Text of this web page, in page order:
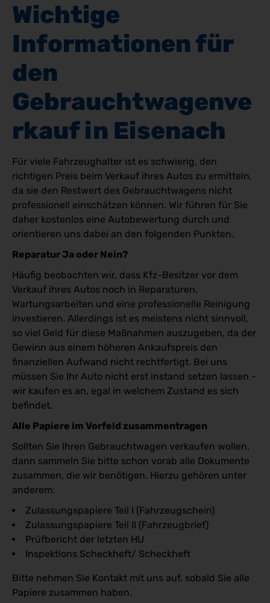
Wichtige
Informationen für
den
Gebrauchtwagenve
rkauf in Eisenach
Für viele Fahrzeughalter ist es schwierig, den
richtigen Preis beim Verkauf ihres Autos zu ermitteln,
da sie den Restwert des Gebrauchtwagens nicht
professionell einschätzen können. Wir führen für Sie
daher kostenlos eine Autobewertung durch und
orientieren uns dabei an den folgenden Punkten.
Reparatur Ja oder Nein?
Häufig beobachten wir, dass Kfz-Besitzer vor dem
Verkauf ihres Autos noch in Reparaturen,
Wartungsarbeiten und eine professionelle Reinigung
investieren. Allerdings ist es meistens nicht sinnvoll,
so viel Geld für diese Maßnahmen auszugeben, da der
Gewinn aus einem höheren Ankaufspreis den
finanziellen Aufwand nicht rechtfertigt. Bei uns
müssen Sie Ihr Auto nicht erst instand setzen lassen -
wir kaufen es an, egal in welchem Zustand es sich
befindet.
Alle Papiere im Vorfeld zusammentragen
Sollten Sie Ihren Gebrauchtwagen verkaufen wollen,
dann sammeln Sie bitte schon vorab alle Dokumente
zusammen, die wir benötigen. Hierzu gehören unter
anderem:
Zulassungspapiere Teil I (Fahrzeugschein)
Zulassungspapiere Teil II (Fahrzeugbrief)
Prüfbericht der letzten HU
Inspektions Scheckheft/ Scheckheft
Bitte nehmen Sie Kontakt mit uns auf, sobald Sie alle
Papiere zusammen haben.